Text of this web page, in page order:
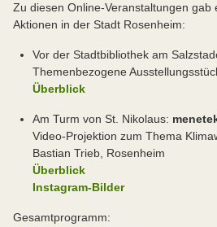
Zu diesen Online-Veranstaltungen gab
Aktionen in der Stadt Rosenheim:
Vor der Stadtbibliothek am
Themenbezogene
Überblick
Am Turm von St. Nikolaus:
Video-Projektion zum Thema
Bastian Trieb, Rosenheim
Überblick
Instagram-Bilder
Gesamtprogramm: